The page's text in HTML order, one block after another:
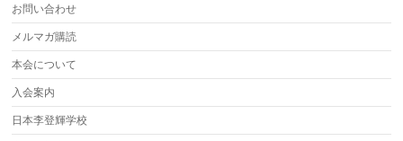
お問い合わせ
メルマガ購読
本会について
入会案内
日本李登輝学校